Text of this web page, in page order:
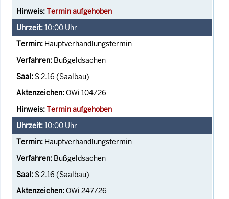
Termin aufgehoben
10:00 Uhr
Hauptverhandlungstermin
Bußgeldsachen
S 2.16 (Saalbau)
OWi 104/26
Termin aufgehoben
10:00 Uhr
Hauptverhandlungstermin
Bußgeldsachen
S 2.16 (Saalbau)
OWi 247/26